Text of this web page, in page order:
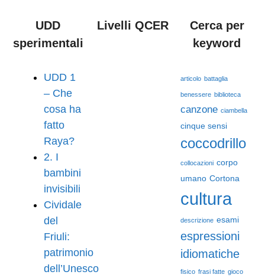
UDD
sperimentali
UDD 1
– Che
cosa ha
fatto
Raya?
2. I
bambini
invisibili
Cividale
del
Friuli:
patrimonio
dell’Unesco
Livelli QCER
Cerca per
keyword
articolo battaglia
benessere biblioteca
canzone ciambella
cinque sensi
coccodrillo
collocazioni corpo
umano Cortona
cultura
descrizione esami
espressioni
idiomatiche
fisico frasi fatte gioco